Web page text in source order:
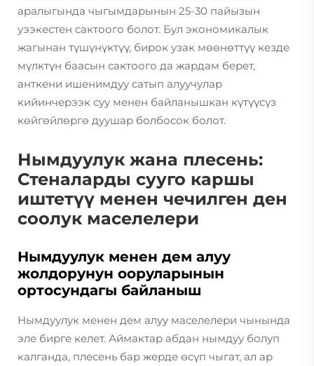
аралыгында чыгымдарынын 25-30 пайызын
уээкестен сактоого болот. Бул экономикалык
жагынан түшүнүктүү, бирок узак мөөнөттүү кезде
мүлктүн баасын сактоого да жардам берет,
анткени ишенимдуу сатып алуучулар
кийинчерээк суу менен байланышкан күтүүсүз
көйгөйлөргө дуушар болбосок болот.
Нымдуулук жана плесень:
Стеналарды сууго каршы
иштетүү менен чечилген ден
соолук маселелери
Нымдуулук менен дем алуу
жолдорунун ооруларынын
ортосундагы байланыш
Нымдуулук менен дем алуу маселелери чынында
эле бирге келет. Аймактар абдан нымдуу болуп
калганда, плесень бар жерде өсүп чыгат, ал ар